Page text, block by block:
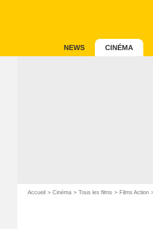
NEWS CINÉMA
Accueil Cinéma Tous les films Films Action